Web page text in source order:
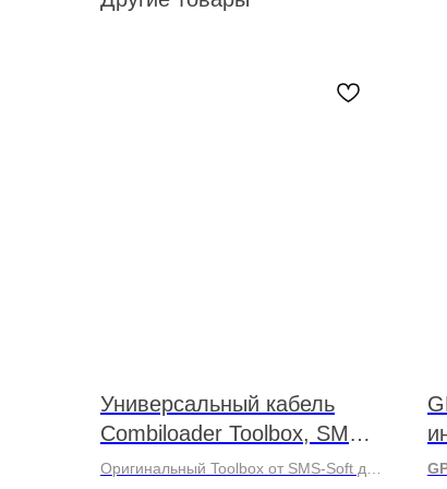
Универсальный кабель
Combiloader Toolbox, SMS-
Soft
Оригинальный Toolbox от SMS-Soft для